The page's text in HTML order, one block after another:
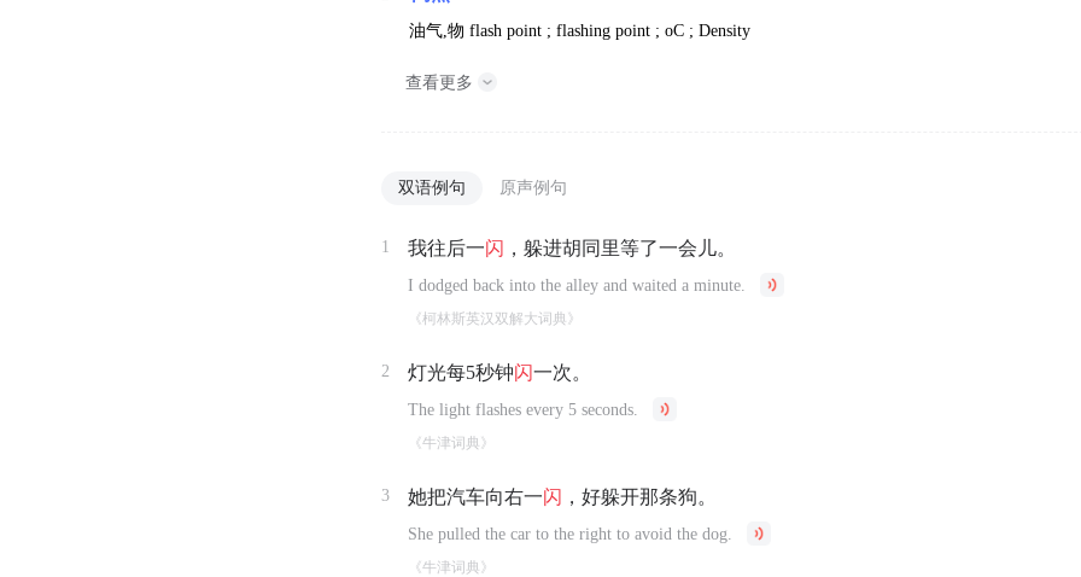
油气,物flash point ; flashing point ; oC ; Density
查看更多
双语例句 原声例句
1 我往后一闪 ，躲进胡同里等了一会儿。
I dodged back into the alley and waited a minute.
《柯林斯英汉双解大词典》
2 灯光每5秒钟闪一次。
The light flashes every 5 seconds.
《牛津词典》
3 她把汽车向右一闪 ，好躲开那条狗。
She pulled the car to the right to avoid the dog.
《牛津词典》